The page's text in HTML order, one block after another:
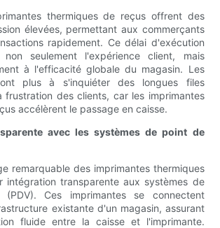
thermiques de reçus offrent des
élevées, permettant aux commerçants
rapidement. Ce délai d'exécution
non seulement l'expérience client, mais
à l'efficacité globale du magasin. Les
plus à s'inquiéter des longues files
des clients, car les imprimantes
accélèrent le passage en caisse.
avec les systèmes de point de
remarquable des imprimantes thermiques
intégration transparente aux systèmes de
Ces imprimantes se connectent
existante d'un magasin, assurant
fluide entre la caisse et l'imprimante.